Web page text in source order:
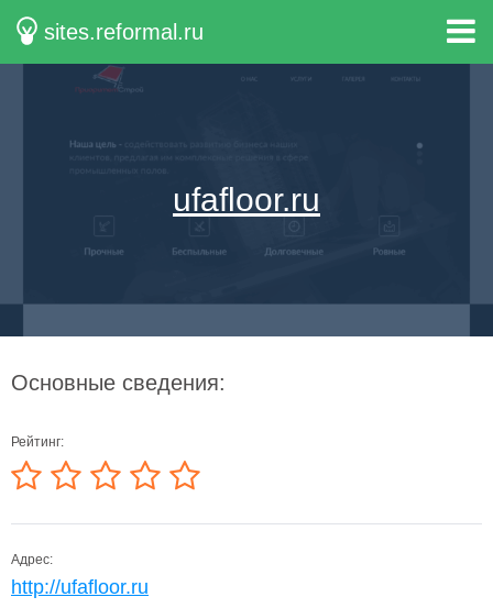
sites.reformal.ru
ufafloor.ru
Основные сведения:
Рейтинг:
Адрес:
http://ufafloor.ru